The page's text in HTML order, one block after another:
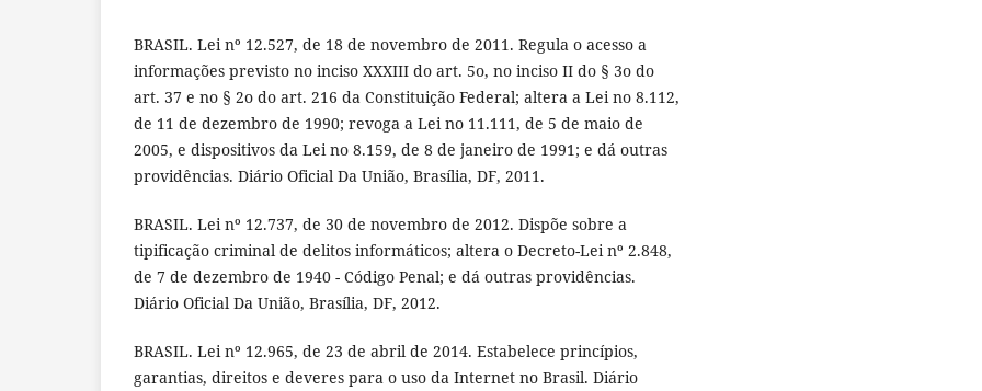
BRASIL. Lei nº 12.527, de 18 de novembro de 2011. Regula o acesso a
informações previsto no inciso XXXIII do art. 5o, no inciso II do § 3o do
art. 37 e no § 2o do art. 216 da Constituição Federal; altera a Lei no 8.112,
de 11 de dezembro de 1990; revoga a Lei no 11.111, de 5 de maio de
2005, e dispositivos da Lei no 8.159, de 8 de janeiro de 1991; e dá outras
providências. Diário Oficial Da União, Brasília, DF, 2011.
BRASIL. Lei nº 12.737, de 30 de novembro de 2012. Dispõe sobre a
tipificação criminal de delitos informáticos; altera o Decreto-Lei nº 2.848,
de 7 de dezembro de 1940 - Código Penal; e dá outras providências.
Diário Oficial Da União, Brasília, DF, 2012.
BRASIL. Lei nº 12.965, de 23 de abril de 2014. Estabelece princípios,
garantias, direitos e deveres para o uso da Internet no Brasil. Diário